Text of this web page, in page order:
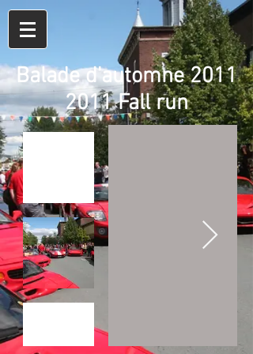
Balade d'automne 2011
2011 Fall run